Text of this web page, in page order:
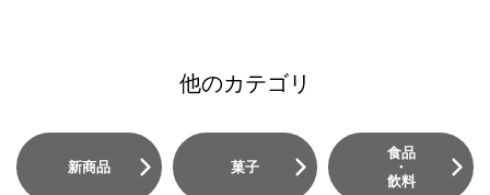
他のカテゴリ
新商品 菓子
食品
・
飲料